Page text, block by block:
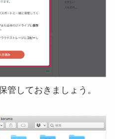
管しておきましょう。